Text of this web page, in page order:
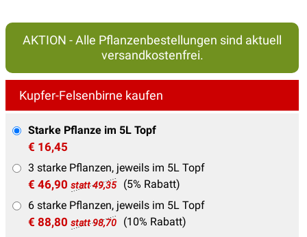
AKTION - Alle Pflanzenbestellungen sind aktuell
versandkostenfrei.
Kupfer-Felsenbirne kaufen
Starke Pflanze im 5L Topf
€ 16,45
3 starke Pflanzen, jeweils im 5L Topf
€ 46,90 statt 49,35
(5% Rabatt)
6 starke Pflanzen, jeweils im 5L Topf
€ 88,80 statt 98,70 (10% Rabatt)